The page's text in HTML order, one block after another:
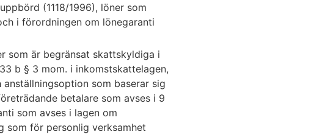
(1118/1996), löner som
i förordningen om lönegaranti
som är begränsat skattskyldiga i
b § 3 mom. i inkomstskattelagen,
som baserar sig
betalare som avses i 9
som avses i lagen om
som för personlig verksamhet